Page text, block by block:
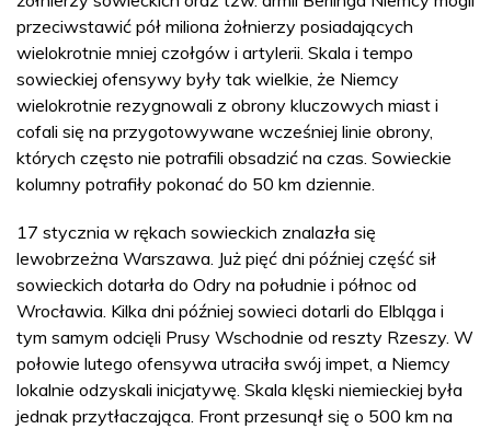
przeciwstawić pół miliona żołnierzy posiadających
wielokrotnie mniej czołgów i artylerii. Skala i tempo
sowieckiej ofensywy były tak wielkie, że Niemcy
wielokrotnie rezygnowali z obrony kluczowych miast i
cofali się na przygotowywane wcześniej linie obrony,
których często nie potrafili obsadzić na czas. Sowieckie
kolumny potrafiły pokonać do 50 km dziennie.
17 stycznia w rękach sowieckich znalazła się
lewobrzeżna Warszawa. Już pięć dni później część sił
sowieckich dotarła do Odry na południe i północ od
Wrocławia. Kilka dni później sowieci dotarli do Elbląga i
tym samym odcięli Prusy Wschodnie od reszty Rzeszy. W
połowie lutego ofensywa utraciła swój impet, a Niemcy
lokalnie odzyskali inicjatywę. Skala klęski niemieckiej była
jednak przytłaczająca. Front przesunął się o 500 km na